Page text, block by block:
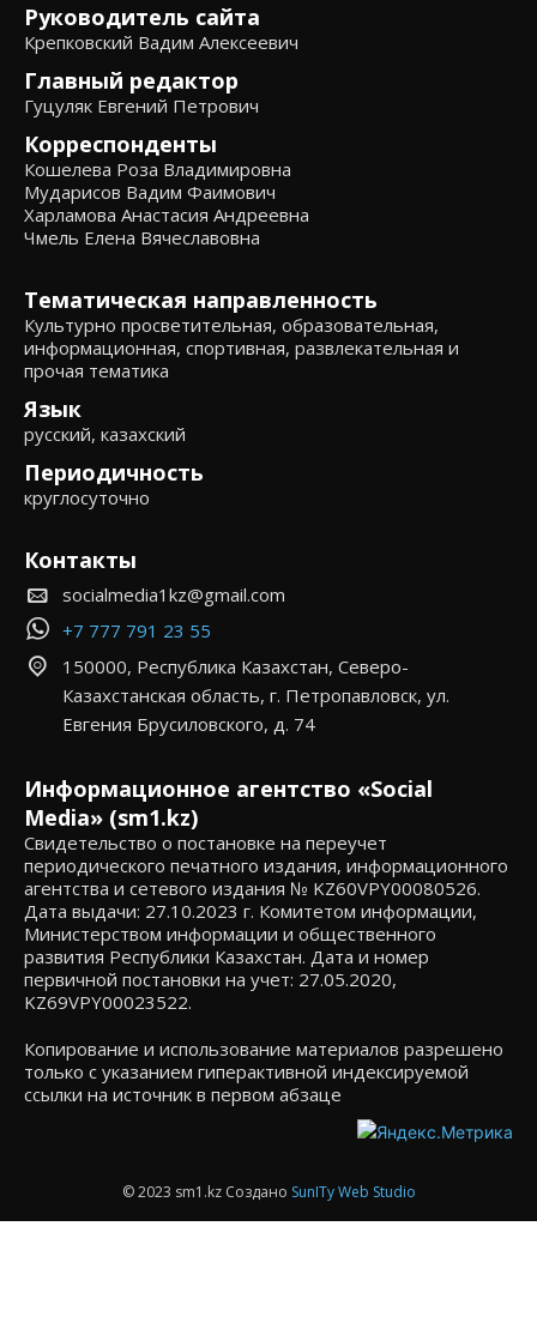
Руководитель сайта
Крепковский Вадим Алексеевич
Главный редактор
Гуцуляк Евгений Петрович
Корреспонденты
Кошелева Роза Владимировна
Мударисов Вадим Фаимович
Харламова Анастасия Андреевна
Чмель Елена Вячеславовна
Тематическая направленность
Культурно просветительная, образовательная,
информационная, спортивная, развлекательная и
прочая тематика
Язык
русский, казахский
Периодичность
круглосуточно
Контакты
socialmedia1kz@gmail.com
+7 777 791 23 55
150000, Республика Казахстан, Северо-
Казахстанская область, г. Петропавловск, ул.
Евгения Брусиловского, д. 74
Информационное агентство «Social
Media» (sm1.kz)
Свидетельство о постановке на переучет
периодического печатного издания, информационного
агентства и сетевого издания № KZ60VPY00080526.
Дата выдачи: 27.10.2023 г. Комитетом информации,
Министерством информации и общественного
развития Республики Казахстан. Дата и номер
первичной постановки на учет: 27.05.2020,
KZ69VPY00023522.
Копирование и использование материалов разрешено
только с указанием гиперактивной индексируемой
ссылки на источник в первом абзаце
© 2023 sm1.kz Создано SunITy Web Studio